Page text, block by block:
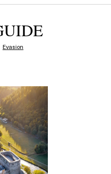
Evasion